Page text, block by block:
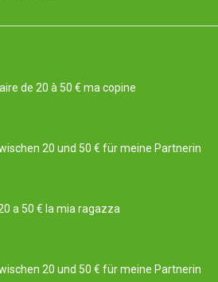
de 20 à 50 € ma copine
20 und 50 € für meine Partnerin
a 50 € la mia ragazza
20 und 50 € für meine Partnerin